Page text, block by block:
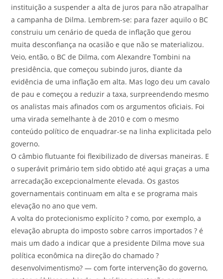
instituição a suspender a alta de juros para não atrapalhar
a campanha de Dilma. Lembrem-se: para fazer aquilo o BC
construiu um cenário de queda de inflação que gerou
muita desconfiança na ocasião e que não se materializou.
Veio, então, o BC de Dilma, com Alexandre Tombini na
presidência, que começou subindo juros, diante da
evidência de uma inflação em alta. Mas logo deu um cavalo
de pau e começou a reduzir a taxa, surpreendendo mesmo
os analistas mais afinados com os argumentos oficiais. Foi
uma virada semelhante à de 2010 e com o mesmo
conteúdo político de enquadrar-se na linha explicitada pelo
governo.
O câmbio flutuante foi flexibilizado de diversas maneiras. E
o superávit primário tem sido obtido até aqui graças a uma
arrecadação excepcionalmente elevada. Os gastos
governamentais continuam em alta e se programa mais
elevação no ano que vem.
A volta do protecionismo explícito ? como, por exemplo, a
elevação abrupta do imposto sobre carros importados ? é
mais um dado a indicar que a presidente Dilma move sua
política econômica na direção do chamado ?
desenvolvimentismo? — com forte intervenção do governo,